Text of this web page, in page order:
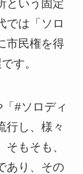
という固定
では「ソロ
市民権を得
す。
#ソロディ
行し、様々
もそも、
あり、その